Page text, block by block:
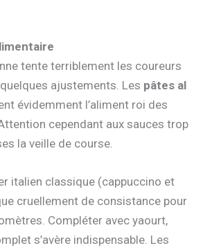
tente terriblement les coureurs
ajustements. Les pâtes al
évidemment l’aliment roi des
cependant aux sauces trop
la veille de course.
italien classique (cappuccino et
cruellement de consistance pour
Compléter avec yaourt,
s’avère indispensable. Les